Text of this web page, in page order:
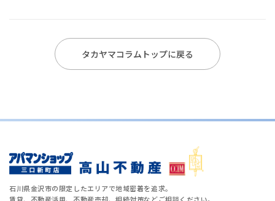
タカヤマコラムトップに戻る
石川県金沢市の限定したエリアで地域密着を追求。